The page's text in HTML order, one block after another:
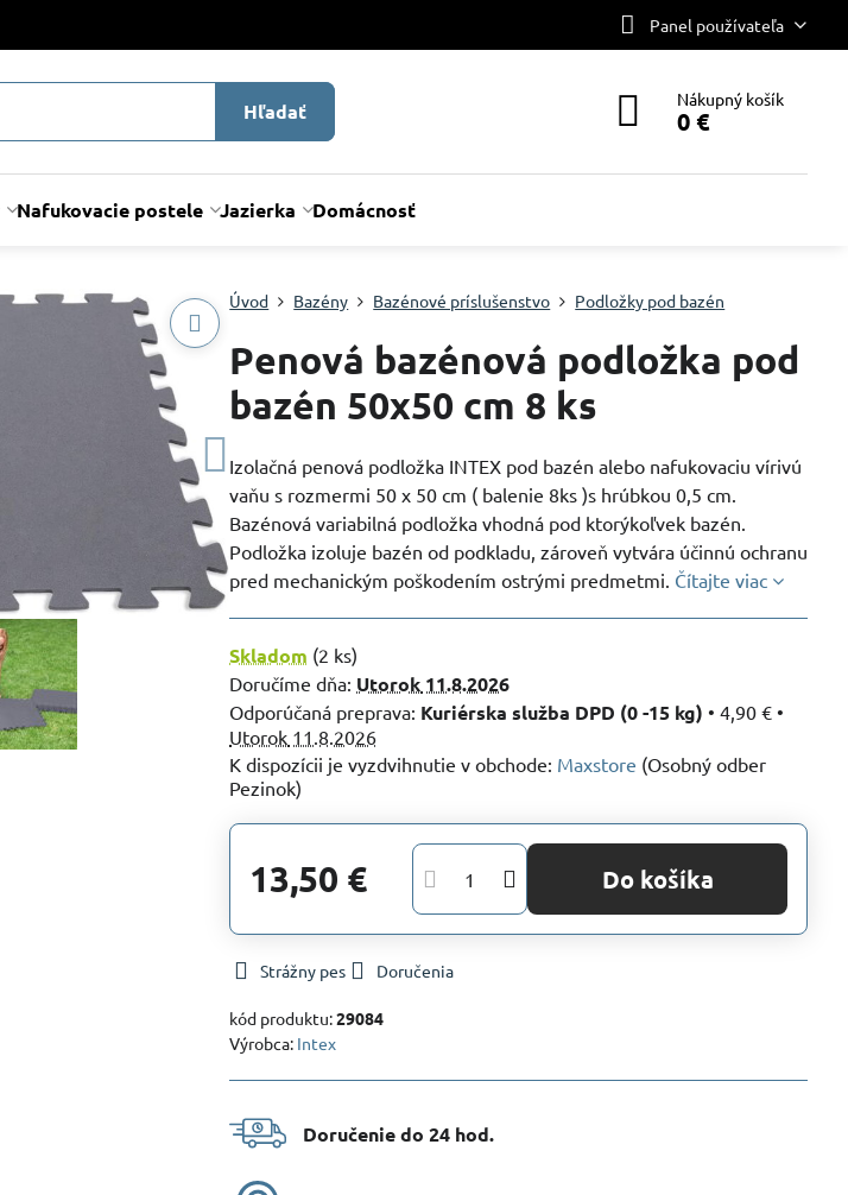
Panel používateľa
Hľadať Nákupný košík
0 €
Nafukovacie postele Jazierka Domácnosť
Úvod Bazény Bazénové príslušenstvo Podložky pod bazén
Penová bazénová podložka pod
bazén 50x50 cm 8 ks
Izolačná penová podložka INTEX pod bazén alebo nafukovaciu vírivú
vaňu s rozmermi 50 x 50 cm ( balenie 8ks )s hrúbkou 0,5 cm.
Bazénová variabilná podložka vhodná pod ktorýkoľvek bazén.
Podložka izoluje bazén od podkladu, zároveň vytvára účinnú ochranu
pred mechanickým poškodením ostrými predmetmi. Čítajte viac
Skladom (2 ks)
Doručíme dňa: Utorok 11.8.2026
Kuriérska služba DPD (0 -15 kg) •4,90 € •
Utorok 11.8.2026
Maxstore (Osobný odber
Pezinok)
13,50 € Do košíka
Strážny pes Doručenia
kód produktu:29084
Výrobca: Intex
Doručenie do 24 hod​.